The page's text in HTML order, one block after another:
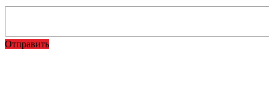
Отправить